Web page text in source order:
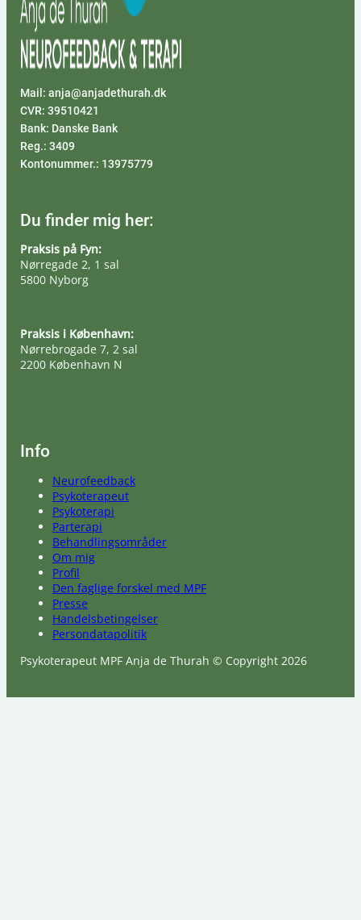
Mail: anja@anjadethurah.dk
CVR: 39510421
Bank: Danske Bank
Reg.: 3409
Kontonummer.: 13975779
Du finder mig her:
Praksis på Fyn:
Nørregade 2, 1 sal
5800 Nyborg
Praksis i København:
Nørrebrogade 7, 2 sal
2200 København N
Info
Neurofeedback
Psykoterapeut
Psykoterapi
Parterapi
Behandlingsområder
Om mig
Profil
Den faglige forskel med MPF
Presse
Handelsbetingelser
Persondatapolitik
Psykoterapeut MPF Anja de Thurah © Copyright 2026